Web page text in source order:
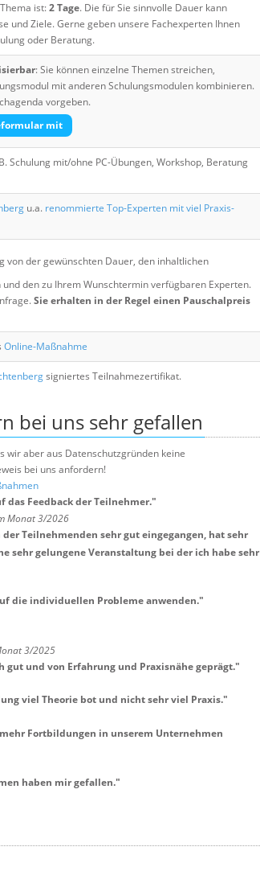
ist:2 Tage. Die für Sie sinnvolle Dauer kann
und Ziele. Gerne geben unsere Fachexperten Ihnen
oder Beratung.
: Sie können einzelne Themen streichen,
mit anderen Schulungsmodulen kombinieren.
vorgeben.
mit
Schulung mit/ohne PC-Übungen, Workshop, Beratung
u.a. renommierte Top-Experten mit viel Praxis-
von der gewünschten Dauer, den inhaltlichen
den zu Ihrem Wunschtermin verfügbaren Experten.
Sie erhalten in der Regel einen Pauschalpreis
Online-Maßnahme
signiertes Teilnahmezertifikat.
bei uns sehr gefallen
wir aber aus Datenschutzgründen keine
bei uns anfordern!
das Feedback der Teilnehmer."
Monat 3/2026
Teilnehmenden sehr gut eingegangen, hat sehr
sehr gelungene Veranstaltung bei der ich habe sehr
die individuellen Probleme anwenden."
3/2025
gut und von Erfahrung und Praxisnähe geprägt."
viel Theorie bot und nicht sehr viel Praxis."
Fortbildungen in unserem Unternehmen
haben mir gefallen."